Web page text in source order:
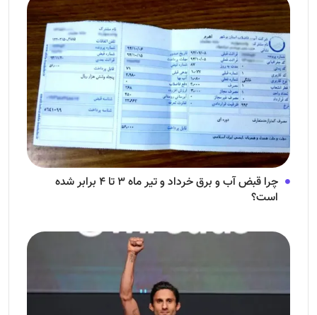
چرا قبض آب و برق خرداد و تیر ماه ۳ تا ۴ برابر شده
است؟